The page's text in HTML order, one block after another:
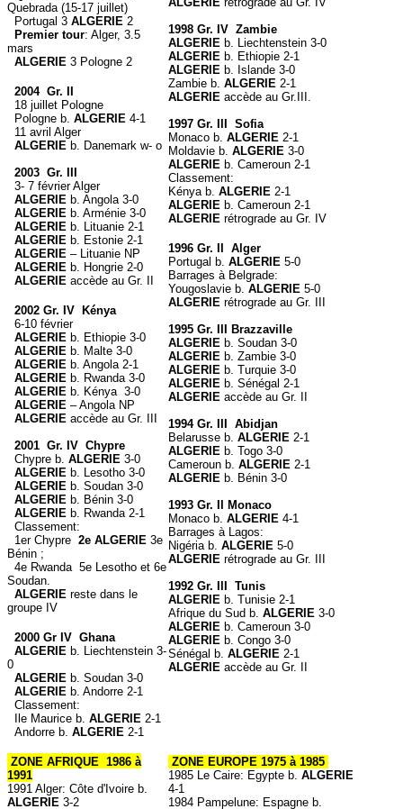
Quebrada (15-17 juillet)
Portugal 3 ALGERIE 2
Premier tour: Alger, 3.5
mars
ALGERIE 3 Pologne 2
2004 Gr. II
18 juillet Pologne
Pologne b. ALGERIE 4-1
11 avril Alger
ALGERIE b. Danemark w- o
2003 Gr. III
3- 7 février Alger
ALGERIE b. Angola 3-0
ALGERIE b. Arménie 3-0
ALGERIE b. Lituanie 2-1
ALGERIE b. Estonie 2-1
ALGERIE – Lituanie NP
ALGERIE b. Hongrie 2-0
ALGERIE accède au Gr. II
2002 Gr. IV Kénya
6-10 février
ALGERIE b. Ethiopie 3-0
ALGERIE b. Malte 3-0
ALGERIE b. Angola 2-1
ALGERIE b. Rwanda 3-0
ALGERIE b. Kénya 3-0
ALGERIE – Angola NP
ALGERIE accède au Gr. III
2001 Gr. IV Chypre
Chypre b. ALGERIE 3-0
ALGERIE b. Lesotho 3-0
ALGERIE b. Soudan 3-0
ALGERIE b. Bénin 3-0
ALGERIE b. Rwanda 2-1
Classement:
1er Chypre 2e ALGERIE 3e
Bénin ;
4e Rwanda 5e Lesotho et 6e
Soudan.
ALGERIE reste dans le
groupe IV
2000 Gr IV Ghana
ALGERIE b. Liechtenstein 3-
0
ALGERIE b. Soudan 3-0
ALGERIE b. Andorre 2-1
Classement:
Ile Maurice b. ALGERIE 2-1
Andorre b. ALGERIE 2-1
1998 Gr. IV Zambie
ALGERIE b. Liechtenstein 3-0
ALGERIE b. Ethiopie 2-1
ALGERIE b. Islande 3-0
Zambie b. ALGERIE 2-1
ALGERIE accède au Gr.III.
1997 Gr. III Sofia
Monaco b. ALGERIE 2-1
Moldavie b. ALGERIE 3-0
ALGERIE b. Cameroun 2-1
Classement:
Kénya b. ALGERIE 2-1
ALGERIE b. Cameroun 2-1
ALGERIE rétrograde au Gr. IV
1996 Gr. II Alger
Portugal b. ALGERIE 5-0
Barrages à Belgrade:
Yougoslavie b. ALGERIE 5-0
ALGERIE rétrograde au Gr. III
1995 Gr. III Brazzaville
ALGERIE b. Soudan 3-0
ALGERIE b. Zambie 3-0
ALGERIE b. Turquie 3-0
ALGERIE b. Sénégal 2-1
ALGERIE accède au Gr. II
1994 Gr. III Abidjan
Belarusse b. ALGERIE 2-1
ALGERIE b. Togo 3-0
Cameroun b. ALGERIE 2-1
ALGERIE b. Bénin 3-0
1993 Gr. II Monaco
Monaco b. ALGERIE 4-1
Barrages à Lagos:
Nigéria b. ALGERIE 5-0
ALGERIE rétrograde au Gr. III
1992 Gr. III Tunis
ALGERIE b. Tunisie 2-1
Afrique du Sud b. ALGERIE 3-0
ALGERIE b. Cameroun 3-0
ALGERIE b. Congo 3-0
Sénégal b. ALGERIE 2-1
ALGERIE accède au Gr. II
ZONE AFRIQUE 1986 à
1991
1991 Alger: Côte d'Ivoire b.
ALGERIE 3-2
ZONE EUROPE 1975 à 1985
1985 Le Caire: Egypte b. ALGERIE
4-1
1984 Pampelune: Espagne b.